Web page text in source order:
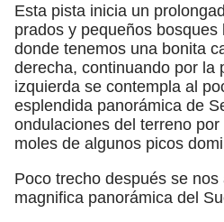
Esta pista inicia un
prados y pequeños
donde tenemos una bonita
derecha, continuando por la
izquierda se contempla al
esplendida panorámica de
ondulaciones del terreno
moles de algunos picos
Poco trecho después se
magnifica panorámica del